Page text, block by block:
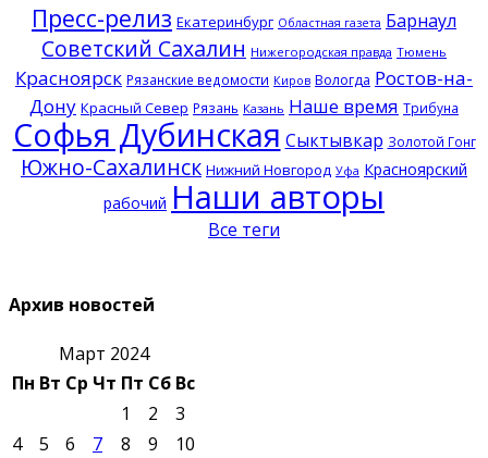
Пресс-релиз Екатеринбург Областная газета Барнаул
Советский Сахалин Нижегородская правда Тюмень
Красноярск Рязанские ведомости Киров Вологда Ростов-на-
Дону Красный Север Рязань Казань Наше время Трибуна
Софья Дубинская Сыктывкар Золотой Гонг
Южно-Сахалинск Нижний Новгород Уфа Красноярский
рабочий Наши авторы
Все теги
Архив новостей
Март 2024
Пн Вт Ср Чт Пт Сб Вс
1
2
3
4
5 6 7 8 9
10